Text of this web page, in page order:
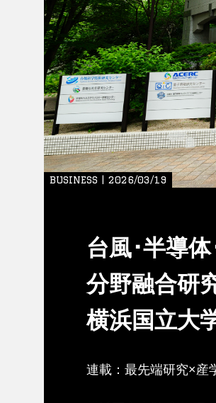
BUSINESS | 2026/03/19
台風･半導
分野融合研
横浜国立大
連載：最先端研究×産